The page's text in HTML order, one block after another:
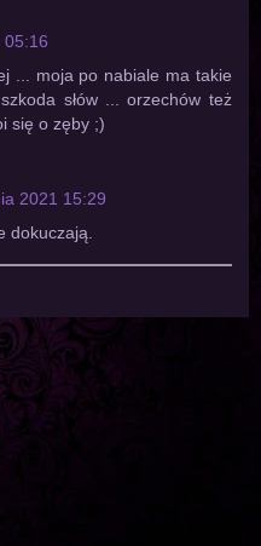
05:16
... moja po nabiale ma takie
słów ... orzechów też
się o zęby ;)
2021 15:29
dokuczają.